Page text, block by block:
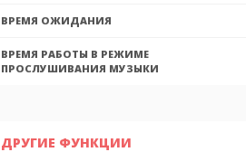
ВРЕМЯ ОЖИДАНИЯ
ВРЕМЯ РАБОТЫ В РЕЖИМЕ
ПРОСЛУШИВАНИЯ МУЗЫКИ
ДРУГИЕ ФУНКЦИИ